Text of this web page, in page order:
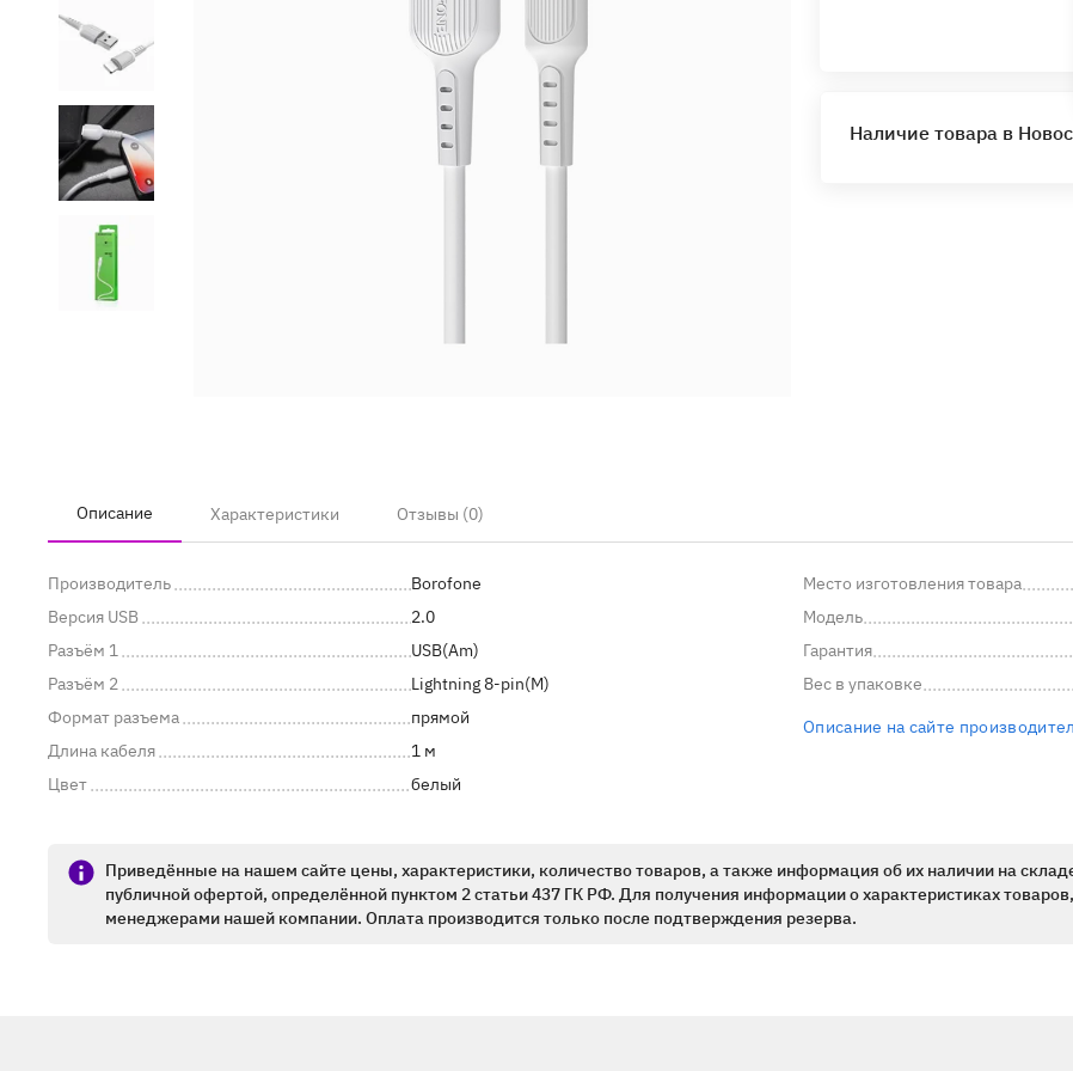
Item
Наличие товара в
Описание Характеристики Отзывы (0)
Производитель
Borofone
Версия USB
2.0
Разъём 1
USB(Am)
Разъём 2
Lightning 8-pin(M)
Формат разъема
прямой
Длина кабеля
1 м
Цвет
белый
Место изготовления товара
Модель
Гарантия
Вес в упаковке
Описание на сайте
Приведённые на нашем сайте цены, характеристики, количество товаров, а также информация об их наличии на
публичной офертой, определённой пунктом 2 статьи 437 ГК РФ. Для получения информации о характеристиках
менеджерами нашей компании. Оплата производится только после подтверждения резерва.